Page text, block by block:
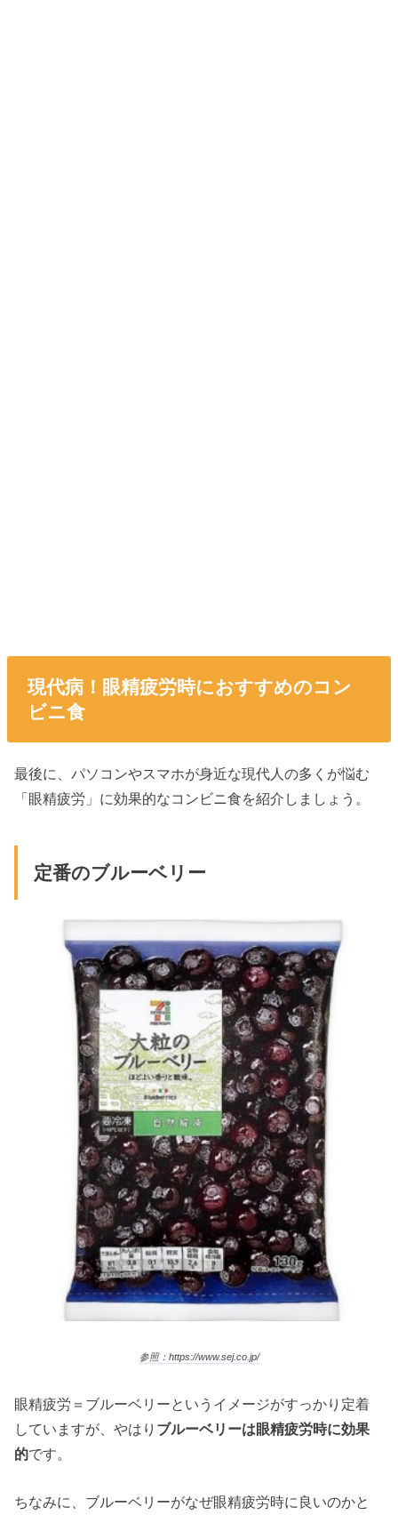
現代病！眼精疲労時におすすめのコン
ビニ食
最後に、パソコンやスマホが身近な現代人の多くが悩む
「眼精疲労」に効果的なコンビニ食を紹介しましょう。
定番のブルーベリー
参照：https://www.sej.co.jp/
眼精疲労＝ブルーベリーというイメージがすっかり定着
していますが、やはり ブルーベリーは眼精疲労時に効果
的です。
ちなみに、ブルーベリーがなぜ眼精疲労時に良いのかと